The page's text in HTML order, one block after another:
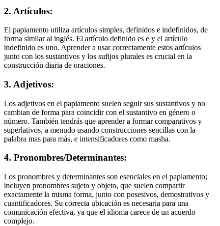
2. Artículos:
El papiamento utiliza artículos simples, definidos e indefinidos, de
forma similar al inglés. El artículo definido es e y el artículo
indefinido es uno. Aprender a usar correctamente estos artículos
junto con los sustantivos y los sufijos plurales es crucial en la
construcción diaria de oraciones.
3. Adjetivos:
Los adjetivos en el papiamento suelen seguir sus sustantivos y no
cambian de forma para coincidir con el sustantivo en género o
número. También tendrás que aprender a formar comparativos y
superlativos, a menudo usando construcciones sencillas con la
palabra mas para más, e intensificadores como masha.
4. Pronombres/Determinantes:
Los pronombres y determinantes son esenciales en el papiamento;
incluyen pronombres sujeto y objeto, que suelen compartir
exactamente la misma forma, junto con posesivos, demostrativos y
cuantificadores. Su correcta ubicación es necesaria para una
comunicación efectiva, ya que el idioma carece de un acuerdo
complejo.